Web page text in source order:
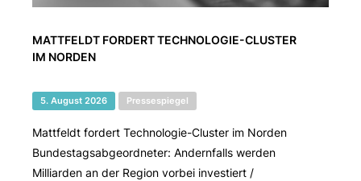
MATTFELDT FORDERT TECHNOLOGIE-CLUSTER
IM NORDEN
5. August 2026 Pressespiegel
Mattfeldt fordert Technologie-Cluster im Norden
Bundestagsabgeordneter: Andernfalls werden
Milliarden an der Region vorbei investiert /